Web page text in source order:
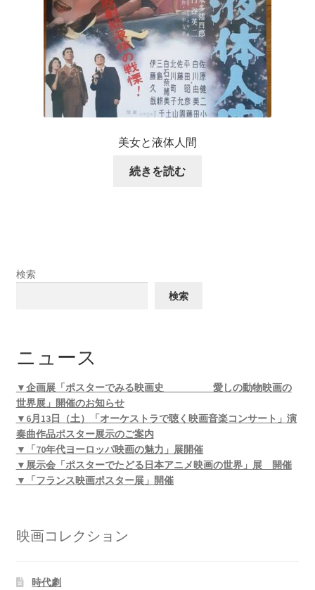
美女と液体人間
続きを読む
検索
検索
ニュース
▼企画展「ポスターでみる映画史 愛しの動物映画の
世界展」開催のお知らせ
▼6月13日（土）「オーケストラで聴く映画音楽コンサート」演
奏曲作品ポスター展示のご案内
▼「70年代ヨーロッパ映画の魅力」展開催
▼展示会「ポスターでたどる日本アニメ映画の世界」展 開催
▼「フランス映画ポスター展」開催
映画コレクション
時代劇